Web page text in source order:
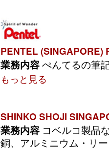
PENTEL (SINGAPORE)
業務内容ぺんてるの筆
もっと見る
SHINKO SHOJI
業務内容 コベルコ製品
銅、アルミニウム・リ